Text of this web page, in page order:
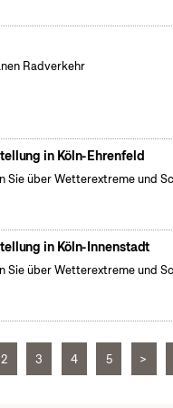
Radverkehr
in Köln-Ehrenfeld
Sie über Wetterextreme und
in Köln-Innenstadt
Sie über Wetterextreme und
2 3 4 5 >